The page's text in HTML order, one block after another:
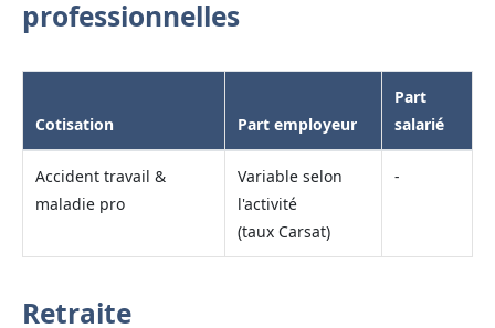
professionnelles
Cotisation Part employeur
Part
salarié
Accident travail &
maladie pro
Variable selon
l'activité
(taux Carsat)
-
Retraite